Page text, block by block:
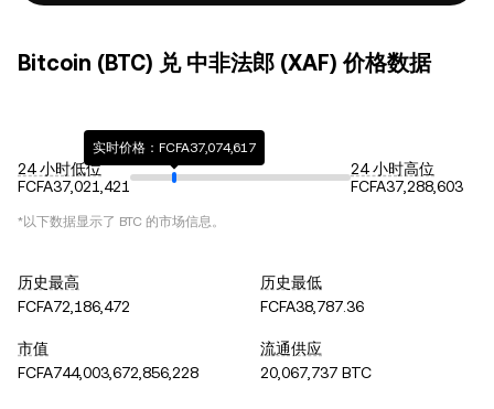
Bitcoin (BTC) 兑 中非法郎 (XAF) 价格数据
24 小时低位
FCFA37,021,421
实时价格：FCFA37,074,617
24 小时高位
FCFA37,288,603
*以下数据显示了 BTC 的市场信息。
历史最高
FCFA72,186,472
历史最低
FCFA38,787.36
市值
FCFA744,003,672,856,228
流通供应
20,067,737 BTC